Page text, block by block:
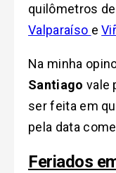
quilômetros
Valparaíso e
Na minha
Santiago vale
ser feita em
pela data
Feriados